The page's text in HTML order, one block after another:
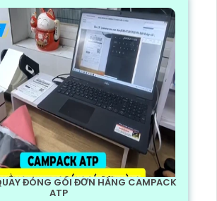
ĐÓNG GÓI ĐƠN HÀNG CAMPACK
ATP